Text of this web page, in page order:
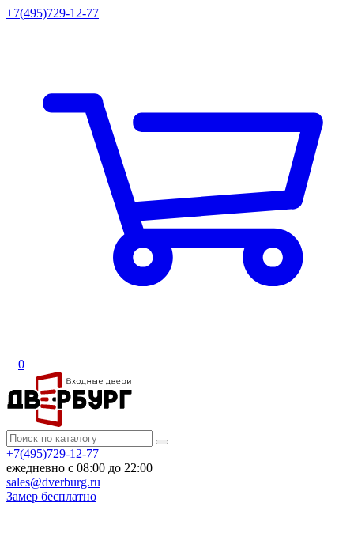
+7(495)729-12-77
0
+7(495)729-12-77
ежедневно с 08:00 до 22:00
sales@dverburg.ru
Замер бесплатно